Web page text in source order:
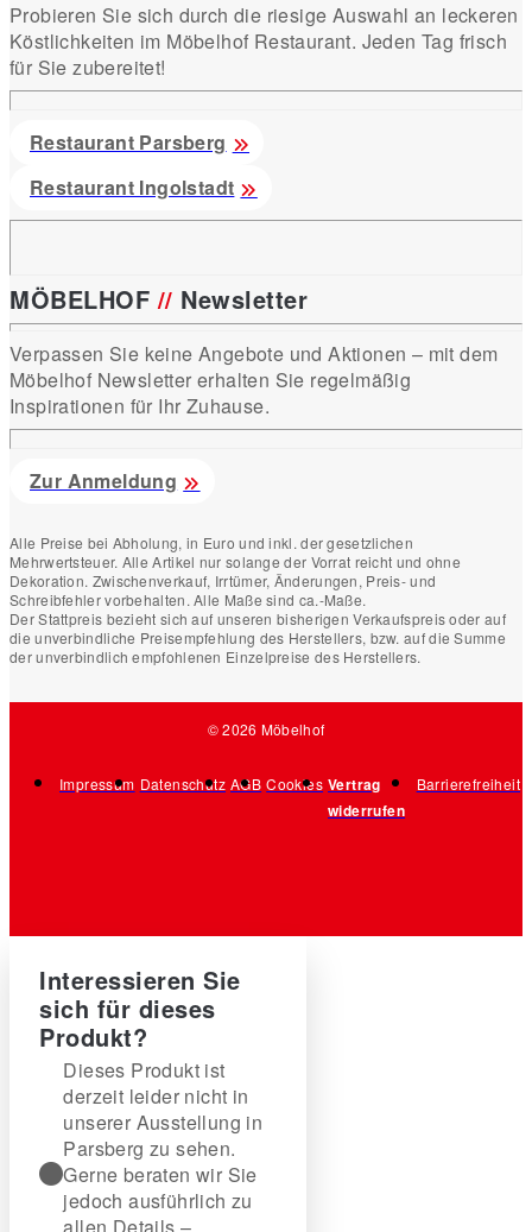
Probieren Sie sich durch die riesige Auswahl an leckeren
Köstlichkeiten im Möbelhof Restaurant. Jeden Tag frisch
für Sie zubereitet!
Restaurant Parsberg
Restaurant Ingolstadt
MÖBELHOF// Newsletter
Verpassen Sie keine Angebote und Aktionen – mit dem
Möbelhof Newsletter erhalten Sie regelmäßig
Inspirationen für Ihr Zuhause.
Zur Anmeldung
Alle Preise bei Abholung, in Euro und inkl. der gesetzlichen
Mehrwertsteuer. Alle Artikel nur solange der Vorrat reicht und ohne
Dekoration. Zwischenverkauf, Irrtümer, Änderungen, Preis- und
Schreibfehler vorbehalten. Alle Maße sind ca.-Maße.
Der Stattpreis bezieht sich auf unseren bisherigen Verkaufspreis oder auf
die unverbindliche Preisempfehlung des Herstellers, bzw. auf die Summe
der unverbindlich empfohlenen Einzelpreise des Herstellers.
© 2026 Möbelhof
Impressum Datenschutz AGB Cookies Vertrag
widerrufen
Barrierefreiheit
Interessieren Sie
sich für dieses
Produkt?
Dieses Produkt ist
derzeit leider nicht in
unserer Ausstellung in
Parsberg zu sehen.
Gerne beraten wir Sie
jedoch ausführlich zu